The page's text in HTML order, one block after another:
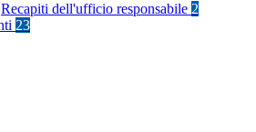
Recapiti dell'ufficio responsabile 2
23